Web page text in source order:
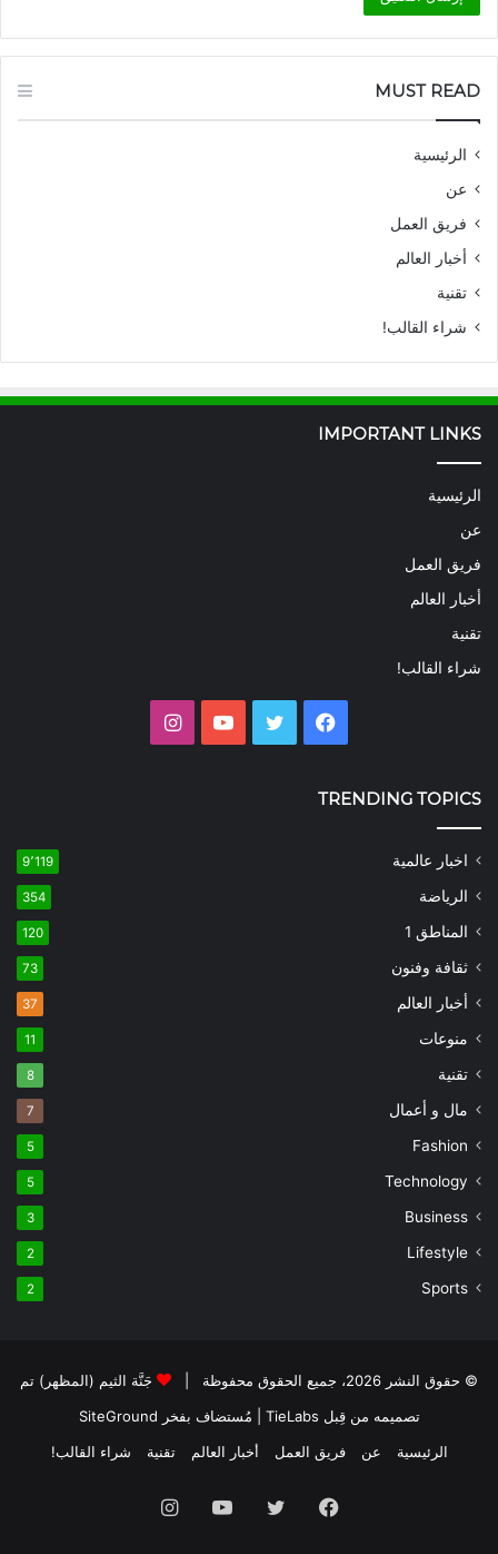
MUST READ
الرئيسية
عن
فريق العمل
أخبار العالم
تقنية
شراء القالب!
IMPORTANT LINKS
الرئيسية
عن
فريق العمل
أخبار العالم
تقنية
شراء القالب!
فيسبوك تويتر يوتيوب
TRENDING TOPICS
اخبار عالمية 9٬119
الرياضة 354
المناطق 1 120
ثقافة وفنون 73
أخبار العالم 37
منوعات 11
تقنية 8
مال و أعمال 7
Fashion
5
Technology
5
Business
3
Lifestyle
2
Sports
2
© حقوق النشر 2026، جميع الحقوق محفوظة |
جَنَّة الثيم (المظهر) تم
تصميمه من قِبل TieLabs
| مُستضاف بفخر SiteGround
الرئيسية
عن فريق العمل أخبار العالم تقنية شراء القالب!
فيسبوك تويتر يوتيوب